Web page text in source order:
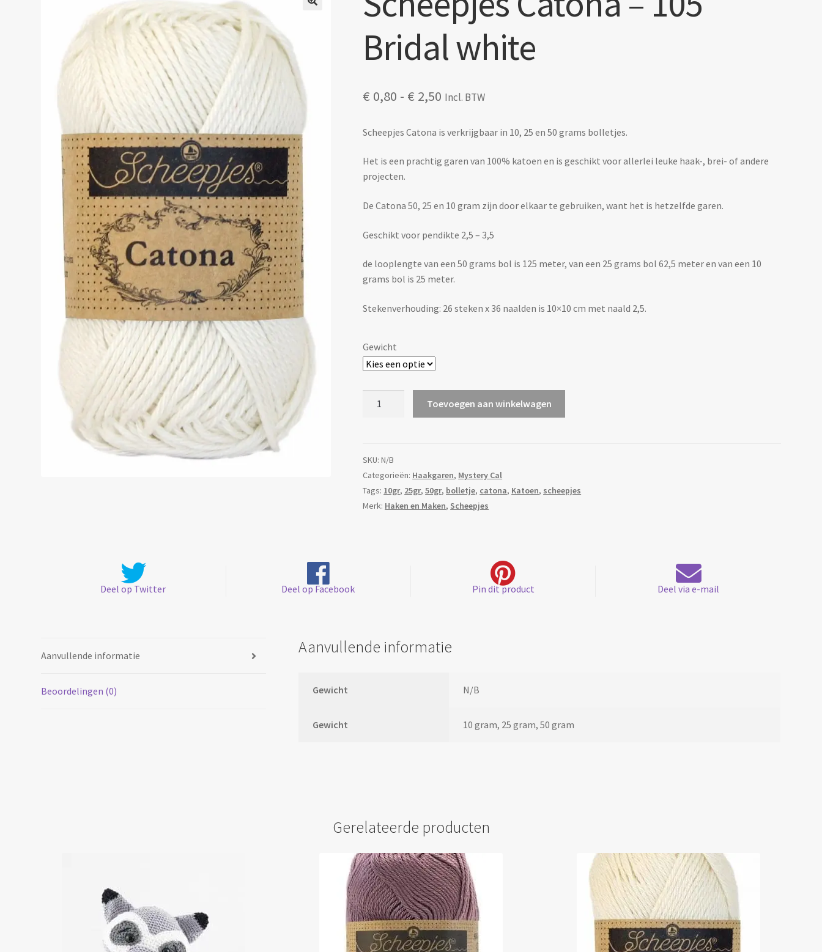
Bridal white
€ 0,80 - € 2,50 Prijsklasse:
€ 2,50
Incl. BTW
Scheepjes Catona is verkrijgbaar in 10, 25 en 50 grams bolletjes.
Het is een prachtig garen van 100% katoen en is geschikt voor allerlei leuke haak-, brei- of andere
projecten.
De Catona 50, 25 en 10 gram zijn door elkaar te gebruiken, want het is hetzelfde garen.
Geschikt voor pendikte 2,5 – 3,5
de looplengte van een 50 grams bol is 125 meter, van een 25 grams bol 62,5 meter en van een 10
grams bol is 25 meter.
Stekenverhouding: 26 steken x 36 naalden is 10×10 cm met naald 2,5.
Gewicht
Bridal
white
aantal
Toevoegen aan winkelwagen
SKU:N/B
Categorieën: Haakgaren, Mystery Cal
Tags: 10gr, 25gr,50gr, bolletje, catona, Katoen, scheepjes
Merk: Haken en Maken, Scheepjes
Deel op Twitter Deel op Facebook Pin dit product Deel via e-mail
Aanvullende informatie
Beoordelingen (0)
Aanvullende informatie
Gewicht N/B
Gewicht 10 gram, 25 gram, 50 gram
Gerelateerde producten